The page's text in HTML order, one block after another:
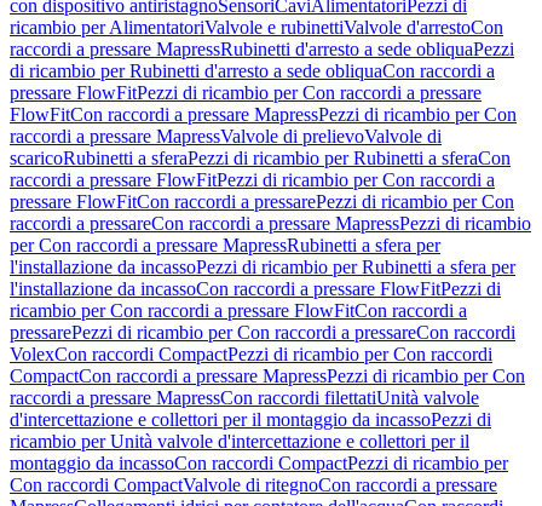
con dispositivo antiristagnoSensoriCaviAlimentatori Pezzi di
ricambio per AlimentatoriValvole e rubinettiValvole d'arrestoCon
raccordi a pressare MapressRubinetti d'arresto a sede obliquaPezzi
di ricambio per Rubinetti d'arresto a sede obliquaCon raccordi a
pressare FlowFitPezzi di ricambio per Con raccordi a pressare
FlowFitCon raccordi a pressare MapressPezzi di ricambio per Con
raccordi a pressare MapressValvole di prelievoValvole di
scaricoRubinetti a sferaPezzi di ricambio per Rubinetti a sferaCon
raccordi a pressare FlowFitPezzi di ricambio per Con raccordi a
pressare FlowFitCon raccordi a pressarePezzi di ricambio per Con
raccordi a pressareCon raccordi a pressare MapressPezzi di ricambio
per Con raccordi a pressare MapressRubinetti a sfera per
l'installazione da incassoPezzi di ricambio per Rubinetti a sfera per
l'installazione da incassoCon raccordi a pressare FlowFitPezzi di
ricambio per Con raccordi a pressare FlowFitCon raccordi a
pressarePezzi di ricambio per Con raccordi a pressareCon raccordi
VolexCon raccordi CompactPezzi di ricambio per Con raccordi
CompactCon raccordi a pressare MapressPezzi di ricambio per Con
raccordi a pressare MapressCon raccordi filettatiUnità valvole
d'intercettazione e collettori per il montaggio da incassoPezzi di
ricambio per Unità valvole d'intercettazione e collettori per il
montaggio da incassoCon raccordi CompactPezzi di ricambio per
Con raccordi CompactValvole di ritegnoCon raccordi a pressare